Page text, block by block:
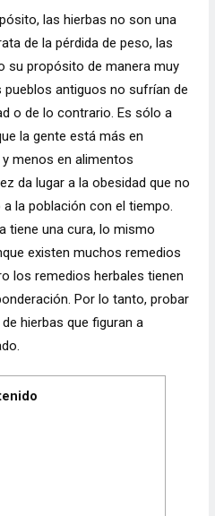
las hierbas no son una
de la pérdida de peso, las
su propósito de manera muy
antiguos no sufrían de
o de lo contrario. Es sólo a
la gente está más en
menos en alimentos
da lugar a la obesidad que no
la población con el tiempo.
tiene una cura, lo mismo
existen muchos remedios
los remedios herbales tienen
Por lo tanto, probar
hierbas que figuran a